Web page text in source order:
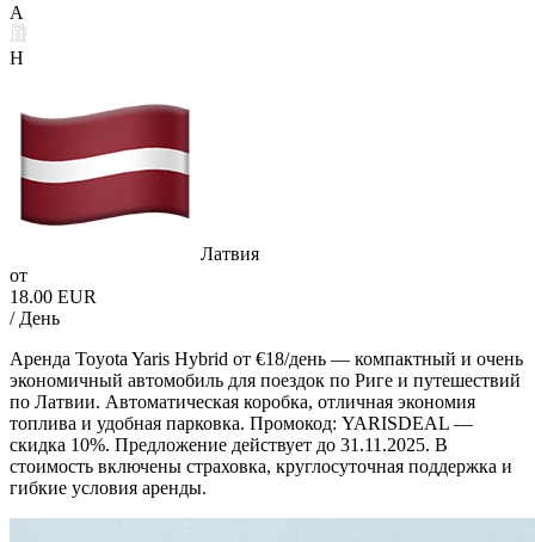
A
H
Латвия
от
18.00 EUR
/ День
Аренда Toyota Yaris Hybrid от €18/день — компактный и очень
экономичный автомобиль для поездок по Риге и путешествий
по Латвии. Автоматическая коробка, отличная экономия
топлива и удобная парковка. Промокод: YARISDEAL —
скидка 10%. Предложение действует до 31.11.2025. В
стоимость включены страховка, круглосуточная поддержка и
гибкие условия аренды.